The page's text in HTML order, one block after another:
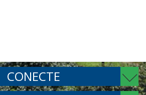
CONECTE